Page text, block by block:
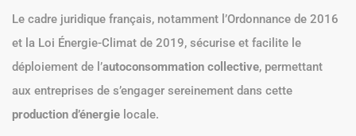
Le cadre juridique français, notamment l’Ordonnance de 2016
et la Loi Énergie-Climat de 2019, sécurise et facilite le
déploiement de l’autoconsommation collective, permettant
aux entreprises de s’engager sereinement dans cette
production d’énergie locale.